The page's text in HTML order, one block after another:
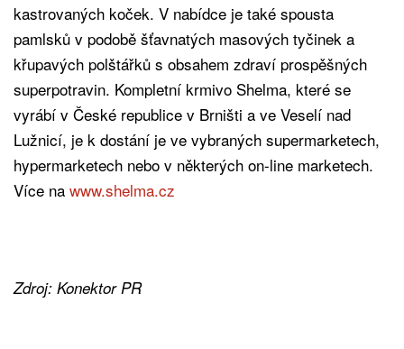
kastrovaných koček. V nabídce je také spousta
pamlsků v podobě šťavnatých masových tyčinek a
křupavých polštářků s obsahem zdraví prospěšných
superpotravin. Kompletní krmivo Shelma, které se
vyrábí v České republice v Brništi a ve Veselí nad
Lužnicí, je k dostání je ve vybraných supermarketech,
hypermarketech nebo v některých on-line marketech.
Více na www.shelma.cz
Zdroj: Konektor PR